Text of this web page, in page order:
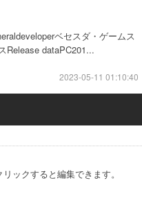
ベセスダ・ゲームス
Release dataPC201...
2023-05-11 01:10:40
ックすると編集できます。